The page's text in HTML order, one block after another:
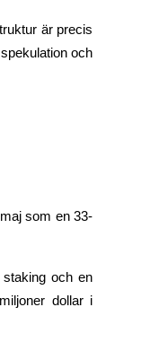
är precis
och
som en 33-
och en
dollar i